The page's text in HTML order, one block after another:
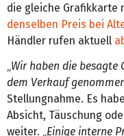
die gleiche Grafikkarte
denselben Preis bei
Händler rufen aktuell
Wir haben die
dem Verkauf
Stellungnahme. Es
Absicht, Täuschung
weiter. „ Einige interne